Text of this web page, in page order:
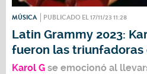
MÚSICA PUBLICADO EL 17/11/23 11:28
Latin Grammy 2023:
fueron las triunfadoras
Karol G se emocionó al